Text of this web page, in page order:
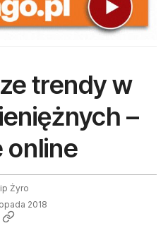
trendy w
–
online
Żyro
2018